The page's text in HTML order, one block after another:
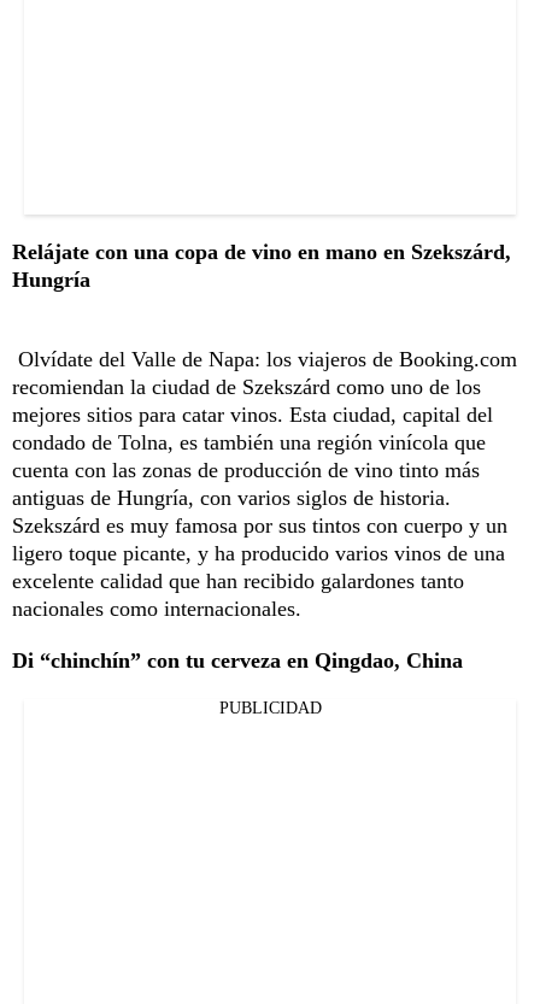
Relájate con una copa de vino en mano en Szekszárd,
Hungría
Olvídate del Valle de Napa: los viajeros de Booking.com
recomiendan la ciudad de Szekszárd como uno de los
mejores sitios para catar vinos. Esta ciudad, capital del
condado de Tolna, es también una región vinícola que
cuenta con las zonas de producción de vino tinto más
antiguas de Hungría, con varios siglos de historia.
Szekszárd es muy famosa por sus tintos con cuerpo y un
ligero toque picante, y ha producido varios vinos de una
excelente calidad que han recibido galardones tanto
nacionales como internacionales.
Di “chinchín” con tu cerveza en Qingdao, China
PUBLICIDAD